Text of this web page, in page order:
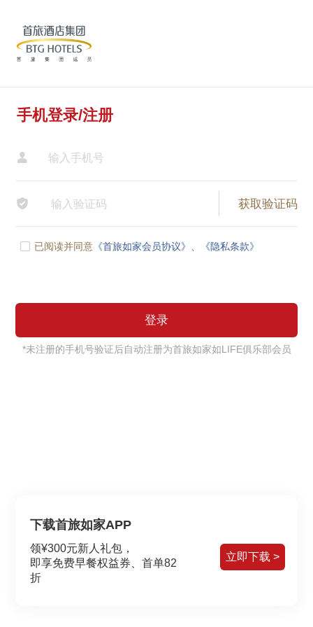
手机登录/注册


已阅读并同意 《首旅如家会员协议》、 《隐私条款》
*未注册的手机号验证后自动注册为首旅如家如LIFE俱乐部会员
下载首旅如家APP
领¥300元新人礼包，
即享免费早餐权益券、首单82
折
立即下载 >